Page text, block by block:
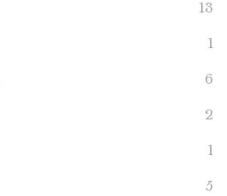
13
1
6
2
1
5